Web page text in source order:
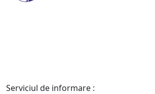
Serviciul de informare :